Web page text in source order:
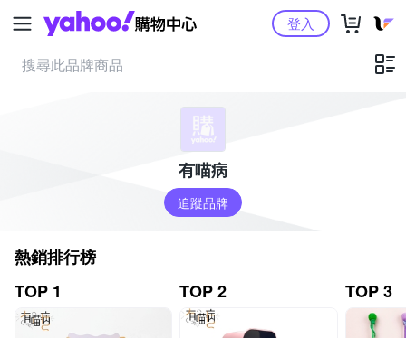
Yahoo購物中心登入
有喵病
追蹤品牌
熱銷排行榜
TOP 1
TOP 2 TOP 3